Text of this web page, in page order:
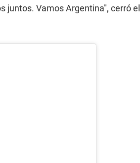
juntos. Vamos Argentina", cerró el